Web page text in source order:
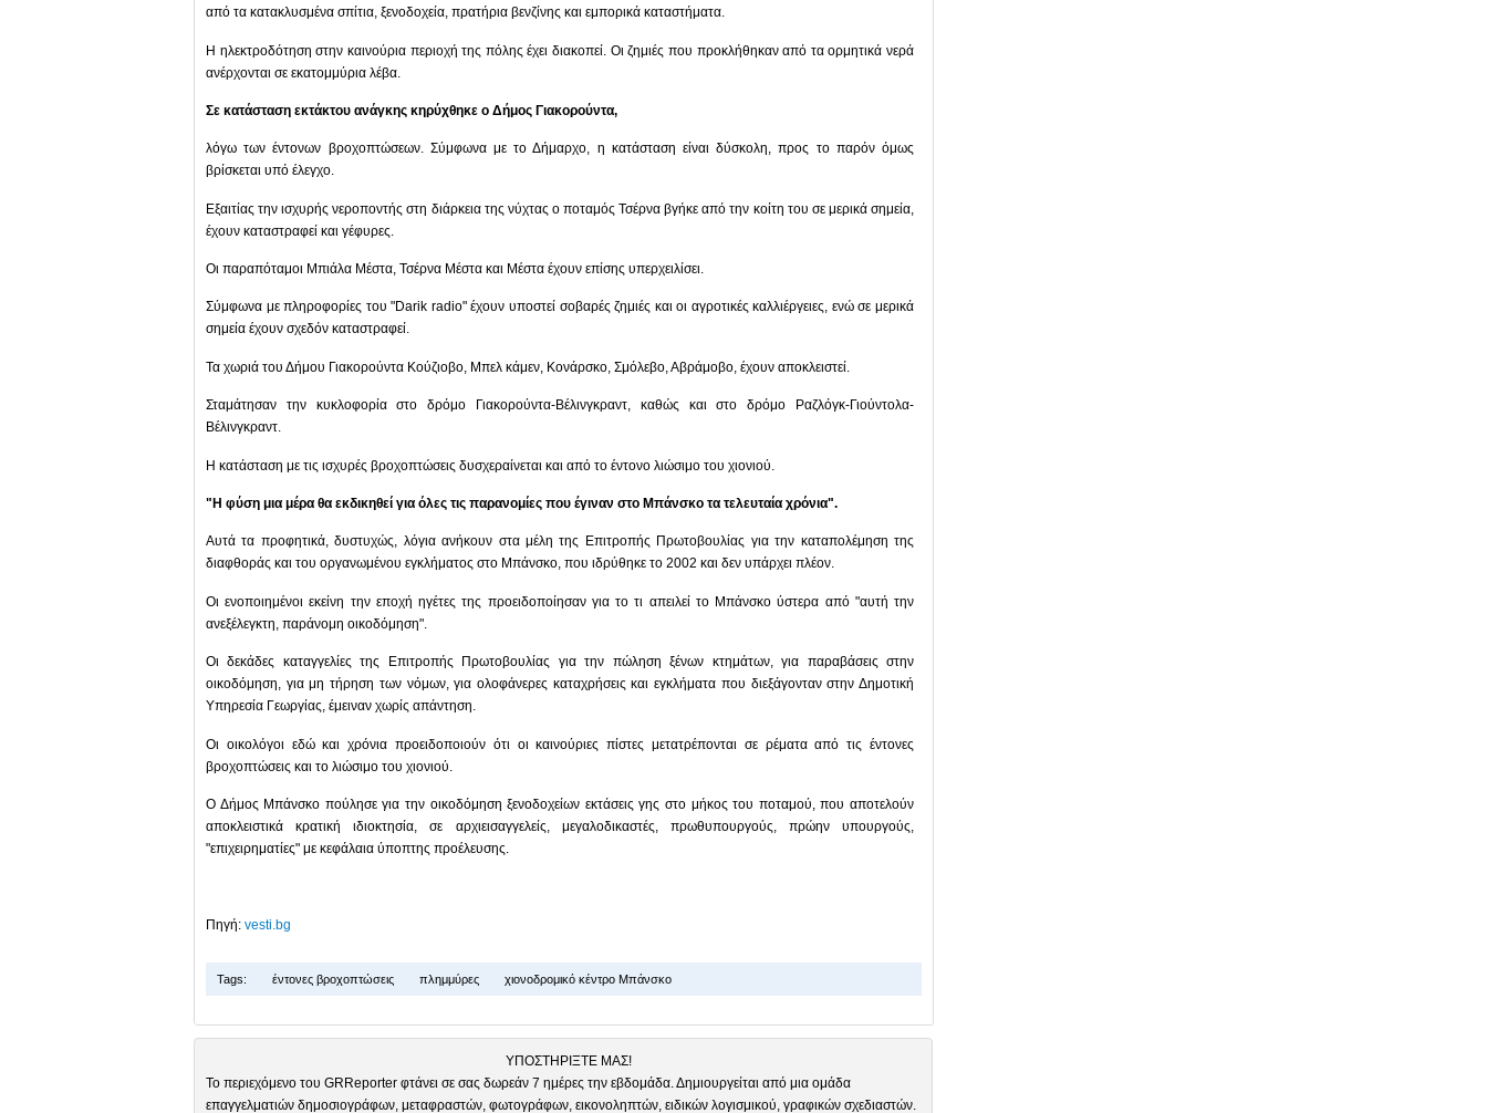
από τα κατακλυσμένα σπίτια, ξενοδοχεία, πρατήρια βενζίνης και εμπορικά καταστήματα.
Η ηλεκτροδότηση στην καινούρια περιοχή της πόλης έχει διακοπεί. Οι ζημιές που προκλήθηκαν από τα ορμητικά νερά
ανέρχονται σε εκατομμύρια λέβα.
Σε κατάσταση εκτάκτου ανάγκης κηρύχθηκε ο Δήμος Γιακορούντα,
λόγω των έντονων βροχοπτώσεων. Σύμφωνα με το Δήμαρχο, η κατάσταση είναι δύσκολη, προς το παρόν όμως
βρίσκεται υπό έλεγχο.
Εξαιτίας την ισχυρής νεροποντής στη διάρκεια της νύχτας ο ποταμός Τσέρνα βγήκε από την κοίτη του σε μερικά σημεία,
έχουν καταστραφεί και γέφυρες.
Οι παραπόταμοι Μπιάλα Μέστα, Τσέρνα Μέστα και Μέστα έχουν επίσης υπερχειλίσει.
Σύμφωνα με πληροφορίες του "Darik radio" έχουν υποστεί σοβαρές ζημιές και οι αγροτικές καλλιέργειες, ενώ σε μερικά
σημεία έχουν σχεδόν καταστραφεί.
Τα χωριά του Δήμου Γιακορούντα Κούζιοβο, Μπελ κάμεν, Κονάρσκο, Σμόλεβο, Αβράμοβο, έχουν αποκλειστεί.
Σταμάτησαν την κυκλοφορία στο δρόμο Γιακορούντα-Βέλινγκραντ, καθώς και στο δρόμο Ραζλόγκ-Γιούντολα-
Βέλινγκραντ.
Η κατάσταση με τις ισχυρές βροχοπτώσεις δυσχεραίνεται και από το έντονο λιώσιμο του χιονιού.
"Η φύση μια μέρα θα εκδικηθεί για όλες τις παρανομίες που έγιναν στο Μπάνσκο τα τελευταία χρόνια".
Αυτά τα προφητικά, δυστυχώς, λόγια ανήκουν στα μέλη της Επιτροπής Πρωτοβουλίας για την καταπολέμηση της
διαφθοράς και του οργανωμένου εγκλήματος στο Μπάνσκο, που ιδρύθηκε το 2002 και δεν υπάρχει πλέον.
Οι ενοποιημένοι εκείνη την εποχή ηγέτες της προειδοποίησαν για το τι απειλεί το Μπάνσκο ύστερα από "αυτή την
ανεξέλεγκτη, παράνομη οικοδόμηση".
Οι δεκάδες καταγγελίες της Επιτροπής Πρωτοβουλίας για την πώληση ξένων κτημάτων, για παραβάσεις στην
οικοδόμηση, για μη τήρηση των νόμων, για ολοφάνερες καταχρήσεις και εγκλήματα που διεξάγονταν στην Δημοτική
Υπηρεσία Γεωργίας, έμειναν χωρίς απάντηση.
Οι οικολόγοι εδώ και χρόνια προειδοποιούν ότι οι καινούριες πίστες μετατρέπονται σε ρέματα από τις έντονες
βροχοπτώσεις και το λιώσιμο του χιονιού.
Ο Δήμος Μπάνσκο πούλησε για την οικοδόμηση ξενοδοχείων εκτάσεις γης στο μήκος του ποταμού, που αποτελούν
αποκλειστικά κρατική ιδιοκτησία, σε αρχιεισαγγελείς, μεγαλοδικαστές, πρωθυπουργούς, πρώην υπουργούς,
"επιχειρηματίες" με κεφάλαια ύποπτης προέλευσης.
Πηγή: vesti.bg
Tags: έντονες βροχοπτώσεις πλημμύρες χιονοδρομικό κέντρο Μπάνσκο
ΥΠΟΣΤΗΡΙΞΤΕ ΜΑΣ!
Το περιεχόμενο του GRReporter φτάνει σε σας δωρεάν 7 ημέρες την εβδομάδα. Δημιουργείται από μια ομάδα
επαγγελματιών δημοσιογράφων, μεταφραστών, φωτογράφων, εικονοληπτών, ειδικών λογισμικού, γραφικών σχεδιαστών.